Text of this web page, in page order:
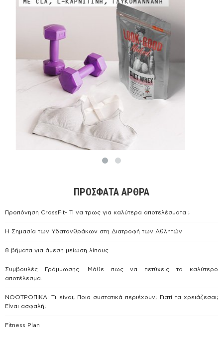
ΠΡΌΣΦΑΤΑ ΆΡΘΡΑ
Προπόνηση CrossFit- Τι να τρως για καλύτερα αποτελέσματα ;
Η Σημασία των Υδατανθράκων στη Διατροφή των Αθλητών
8 βήματα για άμεση μείωση λίπους
Συμβουλές Γράμμωσης. Μάθε πως να πετύχεις το καλύτερο
αποτέλεσμα.
ΝΟΟΤΡΟΠΙΚΑ: Tι είναι; Ποια συστατικά περιέχουν; Γιατί τα χρειάζεσαι;
Είναι ασφαλή;
Fitness Plan